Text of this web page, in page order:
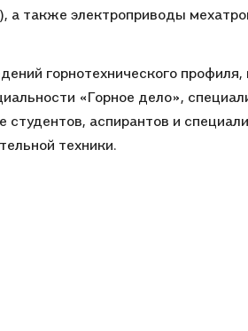
также электроприводы
горнотехнического
«Горное дело»,
студентов, аспирантов и
техники.